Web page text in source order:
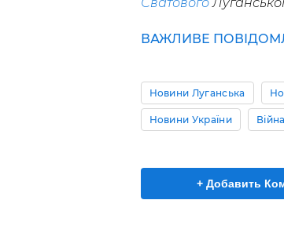
ВАЖЛИВЕ
Новини Луганська
Новини України
+ Добавить